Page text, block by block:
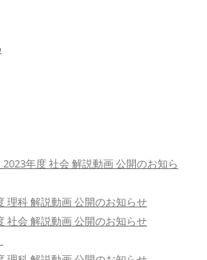
年度 社会 解説動画 公開のお知ら
理科 解説動画 公開のお知らせ
社会 解説動画 公開のお知らせ